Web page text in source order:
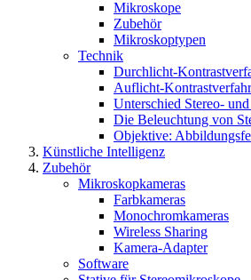
Mikroskope
Zubehör
Mikroskoptypen
Technik
Durchlicht-
Auflicht-
Unterschied Stereo-
Die Beleuchtung von
Objektive:
Künstliche Intelligenz
Zubehör
Mikroskopkameras
Farbkameras
Monochromkameras
Wireless Sharing
Kamera-Adapter
Software